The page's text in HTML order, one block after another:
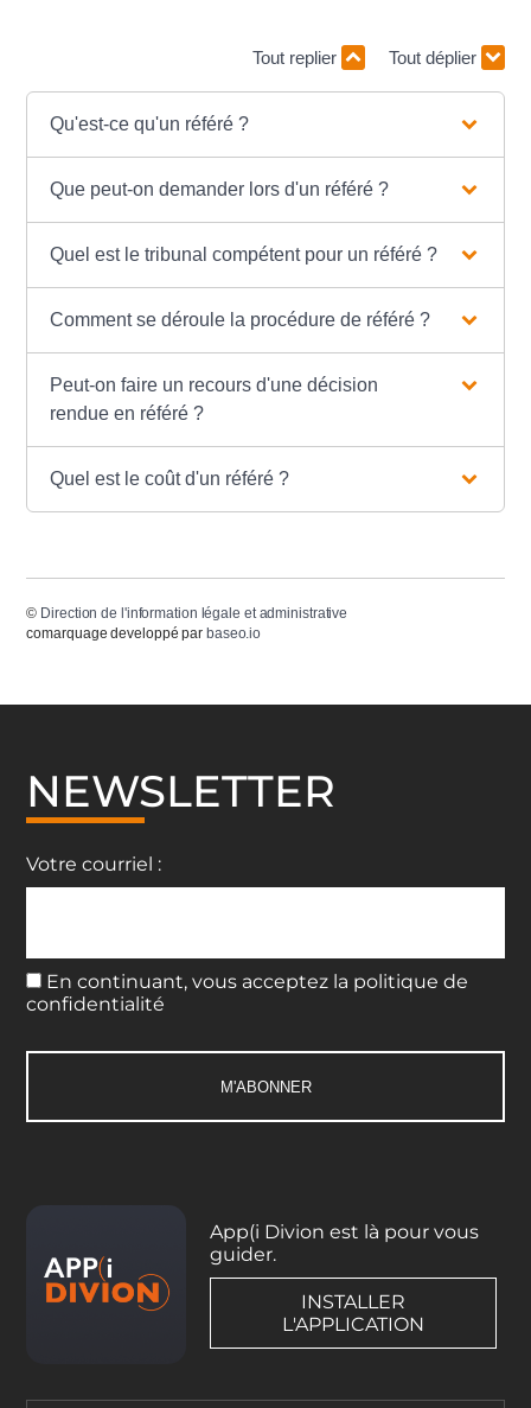
Tout replier Tout déplier
Qu'est-ce qu'un référé ?
Que peut-on demander lors d'un référé ?
Quel est le tribunal compétent pour un référé ?
Comment se déroule la procédure de référé ?
Peut-on faire un recours d'une décision
rendue en référé ?
Quel est le coût d'un référé ?
© Direction de l'information légale et administrative
comarquage developpé par baseo.io
NEWSLETTER
Votre courriel :
En continuant, vous acceptez la politique de
confidentialité
App(i Divion est là pour vous
guider.
INSTALLER
L'APPLICATION